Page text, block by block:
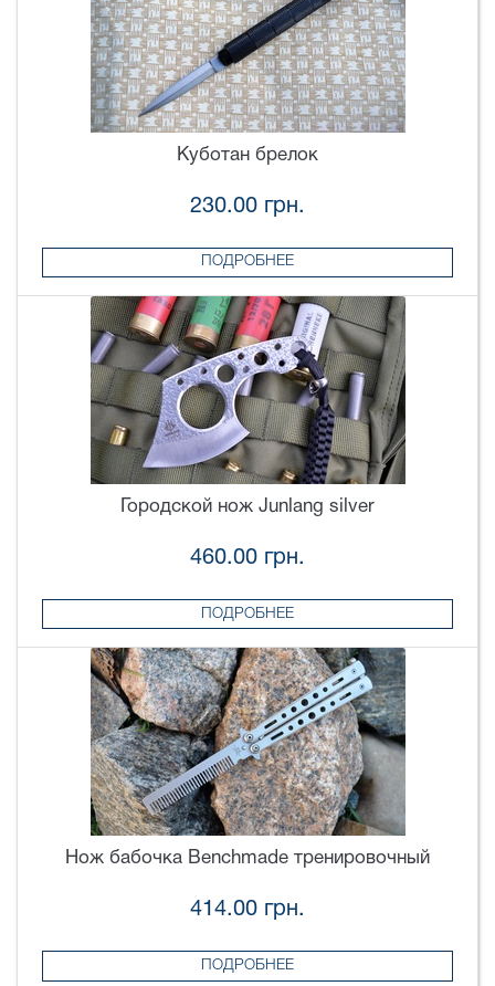
Куботан брелок
230.00 грн.
ПОДРОБНЕЕ
Городской нож Junlang silver
460.00 грн.
ПОДРОБНЕЕ
Нож бабочка Benchmade тренировочный
414.00 грн.
ПОДРОБНЕЕ